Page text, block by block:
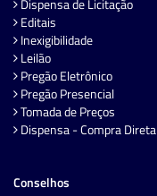
Dispensa de Licitação
Editais
Inexigibilidade
Leilão
Pregão Eletrônico
Pregão Presencial
Tomada de Preços
Dispensa - Compra
Conselhos